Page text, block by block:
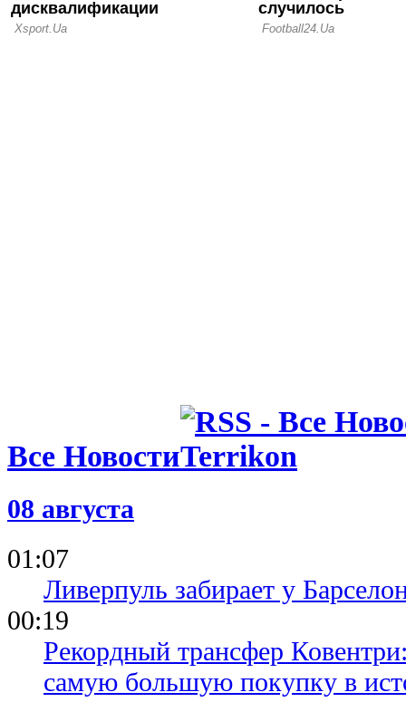
Все Новости
08 августа
01:07
Ливерпуль забирает у
00:19
Рекордный трансфер
самую большую покупку в